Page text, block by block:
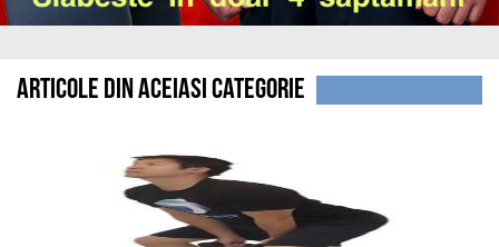
Articole din aceiasi categorie